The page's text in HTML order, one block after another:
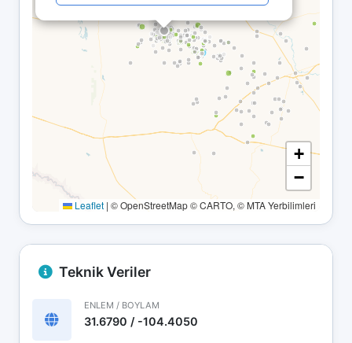
+
−
Leaflet | © OpenStreetMap © CARTO, © MTA Yerbilimleri
Teknik Veriler
ENLEM / BOYLAM
31.6790 / -104.4050